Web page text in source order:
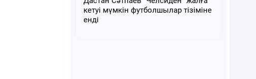
кетуі мүмкін футболшылар тізіміне
енді